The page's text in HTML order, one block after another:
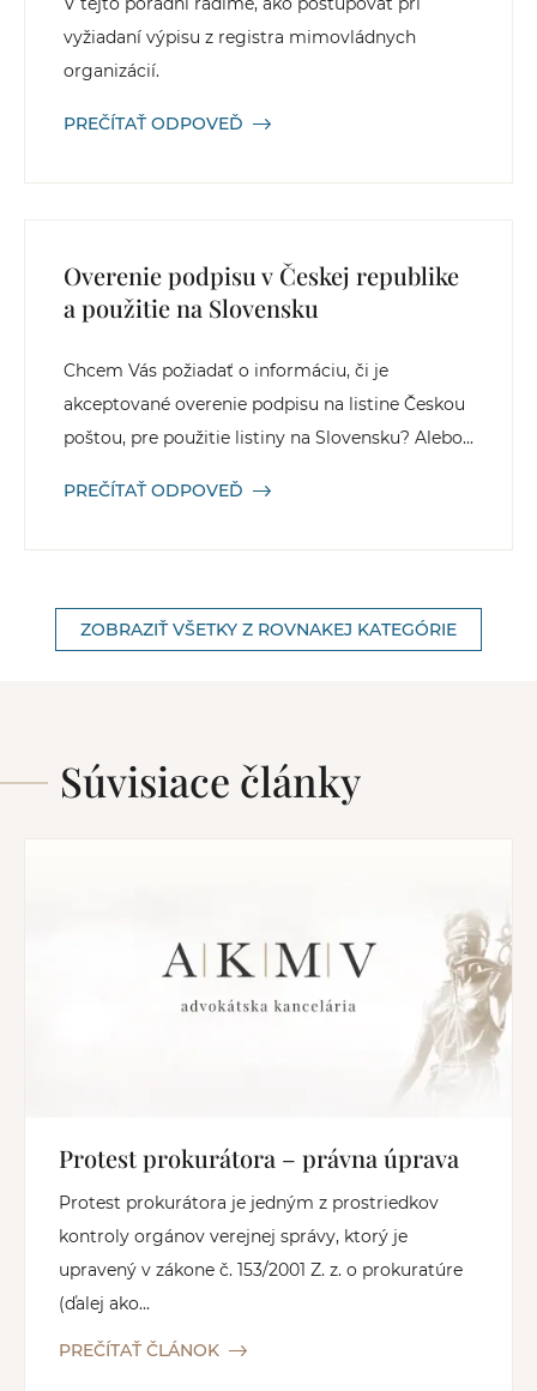
vyžiadaní výpisu z registra mimovládnych
organizácií.
PREČÍTAŤ ODPOVEĎ
Overenie podpisu v Českej republike
a použitie na Slovensku
Chcem Vás požiadať o informáciu, či je
akceptované overenie podpisu na listine Českou
poštou, pre použitie listiny na Slovensku? Alebo...
PREČÍTAŤ ODPOVEĎ
ZOBRAZIŤ VŠETKY Z ROVNAKEJ KATEGÓRIE
Súvisiace články
Protest prokurátora – právna úprava
Protest prokurátora je jedným z prostriedkov
kontroly orgánov verejnej správy, ktorý je
upravený v zákone č. 153/2001 Z. z. o prokuratúre
(ďalej ako...
PREČÍTAŤ ČLÁNOK